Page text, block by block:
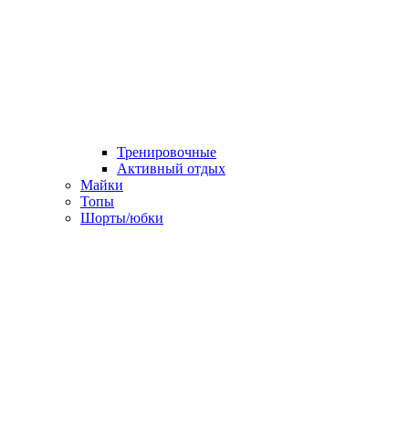
Тренировочные
Активный отдых
Майки
Топы
Шорты/юбки